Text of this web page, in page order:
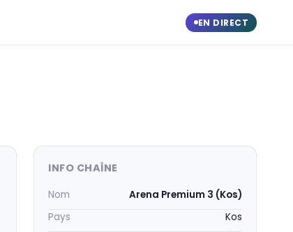
EN DIRECT
INFO CHAÎNE
Nom
Arena Premium 3 (Kos)
Pays
Kos